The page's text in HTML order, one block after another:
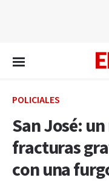
POLICIALES
San José:
fracturas
con una